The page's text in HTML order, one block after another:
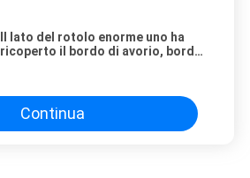
Il lato del rotolo enorme uno ha
ricoperto il bordo di avorio, bordo
Continua